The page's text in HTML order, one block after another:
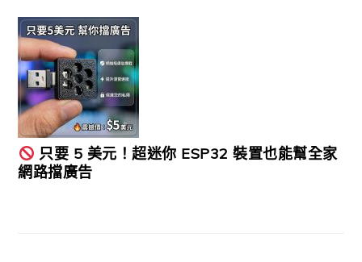
只要 5 美元！超迷你 ESP32 裝置也能幫全家
網路擋廣告